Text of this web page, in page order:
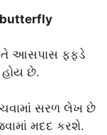
butterfly
તે આસપાસ ફફડે
છે.
સરળ લેખ છે
મદદ કરશે.